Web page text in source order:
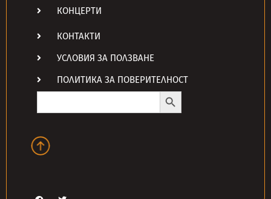
КОНЦЕРТИ
КОНТАКТИ
УСЛОВИЯ ЗА ПОЛЗВАНЕ
ПОЛИТИКА ЗА ПОВЕРИТЕЛНОСТ
Search
Search Button